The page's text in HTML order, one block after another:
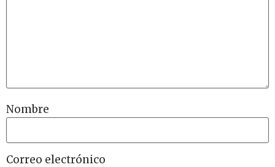
Nombre
Correo electrónico